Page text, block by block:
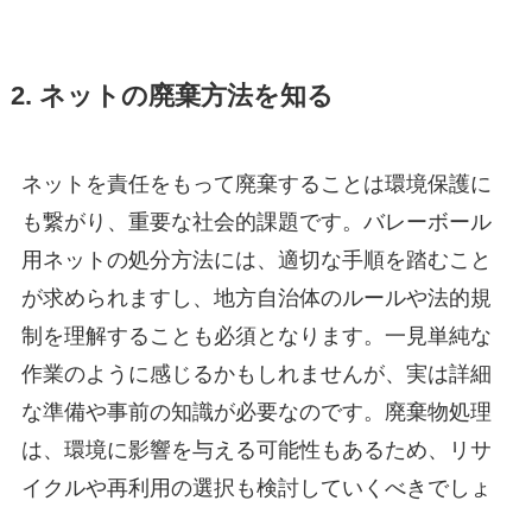
2. ネットの廃棄方法を知る
ネットを責任をもって廃棄することは環境保護に
も繋がり、重要な社会的課題です。バレーボール
用ネットの処分方法には、適切な手順を踏むこと
が求められますし、地方自治体のルールや法的規
制を理解することも必須となります。一見単純な
作業のように感じるかもしれませんが、実は詳細
な準備や事前の知識が必要なのです。廃棄物処理
は、環境に影響を与える可能性もあるため、リサ
イクルや再利用の選択も検討していくべきでしょ